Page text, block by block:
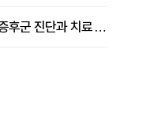
손 저림 반복된다면 손목터널증후군 진단과 치료 시기 살펴야 [김동현 원장 칼럼]